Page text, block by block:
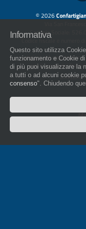
© 2026
Capitale Sociale:
Codice fiscale e numero
artigiani.it è registrato
con Decreto del
Direttore
Informativa
Questo sito utilizza
funzionamento e Cookie
di più puoi visualizzare la
a tutti o ad alcuni cookie
consenso". Chiudendo